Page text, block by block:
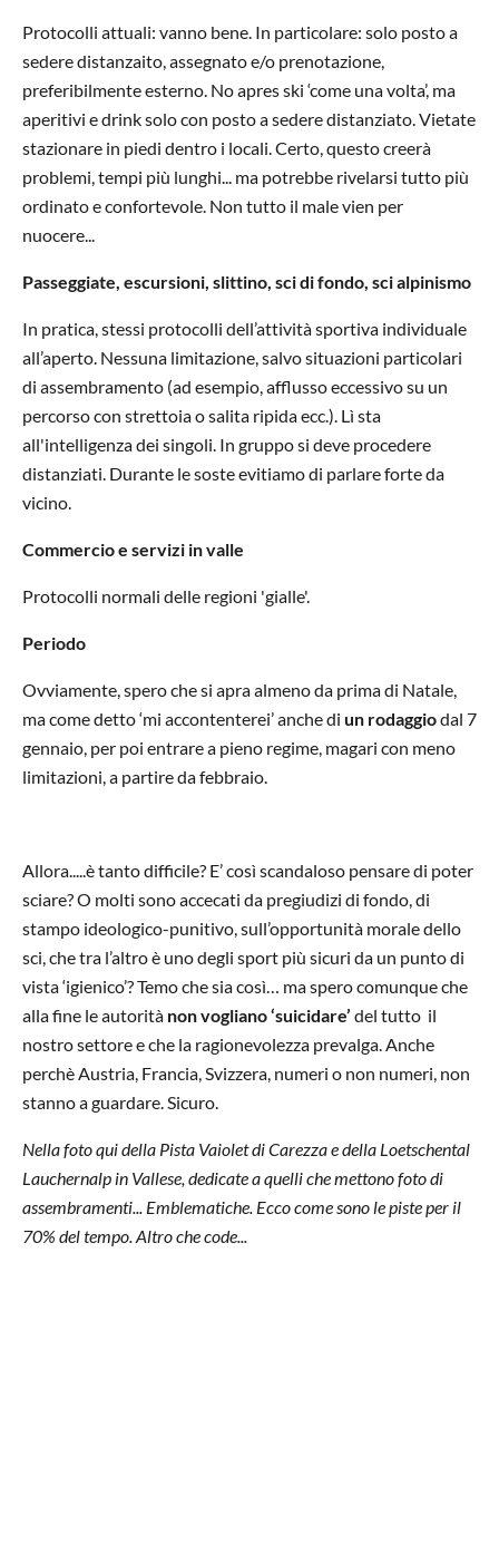
Protocolli attuali: vanno bene. In particolare: solo posto a
sedere distanzaito, assegnato e/o prenotazione,
preferibilmente esterno. No apres ski ‘come una volta’, ma
aperitivi e drink solo con posto a sedere distanziato. Vietate
stazionare in piedi dentro i locali. Certo, questo creerà
problemi, tempi più lunghi... ma potrebbe rivelarsi tutto più
ordinato e confortevole. Non tutto il male vien per
nuocere...
Passeggiate, escursioni, slittino, sci di fondo, sci alpinismo
In pratica, stessi protocolli dell’attività sportiva individuale
all’aperto. Nessuna limitazione, salvo situazioni particolari
di assembramento (ad esempio, afflusso eccessivo su un
percorso con strettoia o salita ripida ecc.). Lì sta
all'intelligenza dei singoli. In gruppo si deve procedere
distanziati. Durante le soste evitiamo di parlare forte da
vicino.
Commercio e servizi in valle
Protocolli normali delle regioni 'gialle'.
Periodo
Ovviamente, spero che si apra almeno da prima di Natale,
ma come detto ‘mi accontenterei’ anche di un rodaggiodal 7
gennaio, per poi entrare a pieno regime, magari con meno
limitazioni, a partire da febbraio.
Allora.....è tanto difficile? E’ così scandaloso pensare di poter
sciare? O molti sono accecati da pregiudizi di fondo, di
stampo ideologico-punitivo, sull’opportunità morale dello
sci, che tra l’altro è uno degli sport più sicuri da un punto di
vista ‘igienico’? Temo che sia così… ma spero comunque che
alla fine le autorità non vogliano ‘suicidare’ del tutto il
nostro settore e che la ragionevolezza prevalga. Anche
perchè Austria, Francia, Svizzera, numeri o non numeri, non
stanno a guardare. Sicuro.
Nella foto qui della Pista Vaiolet di Carezza e della Loetschental
Lauchernalp in Vallese, dedicate a quelli che mettono foto di
assembramenti... Emblematiche. Ecco come sono le piste per il
70% del tempo. Altro che code...